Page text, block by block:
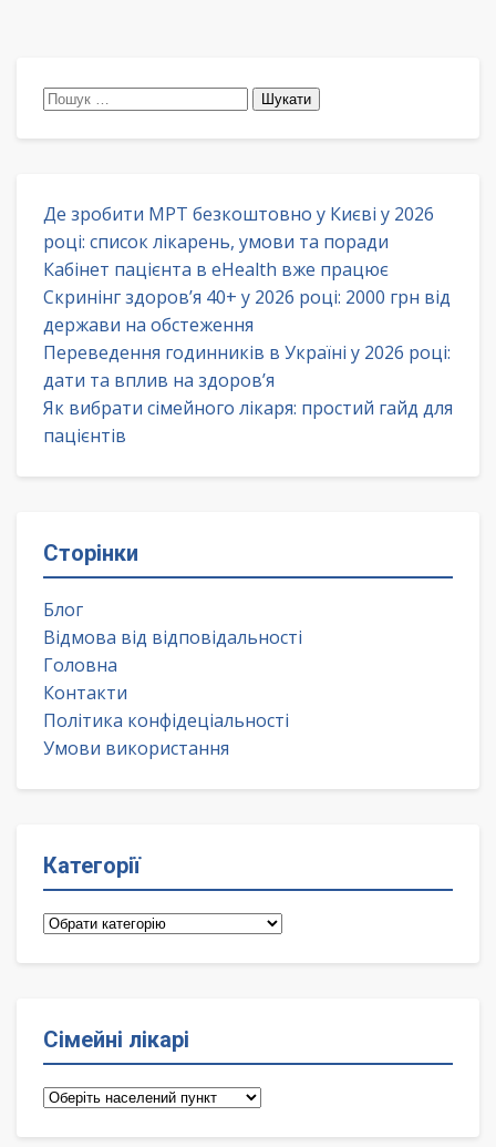
Пошук:
Де зробити МРТ безкоштовно у Києві у 2026
році: список лікарень, умови та поради
Кабінет пацієнта в eHealth вже працює
Скринінг здоров’я 40+ у 2026 році: 2000 грн від
держави на обстеження
Переведення годинників в Україні у 2026 році:
дати та вплив на здоров’я
Як вибрати сімейного лікаря: простий гайд для
пацієнтів
Сторінки
Блог
Відмова від відповідальності
Головна
Контакти
Політика конфідеціальності
Умови використання
Категорії
Категорії
Сімейні лікарі
Сімейні